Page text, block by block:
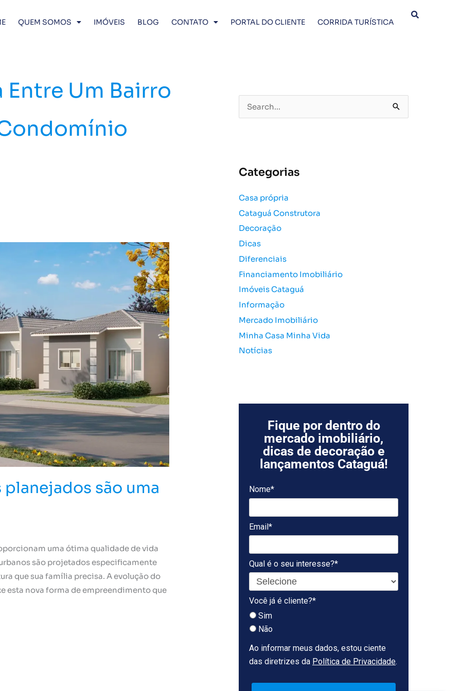
QUEM SOMOS IMÓVEIS BLOG CONTATO PORTAL DO CLIENTE CORRIDA TURÍSTICA
Um Bairro
são uma
uma ótima qualidade de vida
são projetados especificamente
que sua família precisa. A evolução do
esta nova forma de empreendimento que
e
i
a
r
p
o
r
Categorias
Casa própria
Cataguá Construtora
Decoração
Dicas
Diferenciais
Financiamento Imobiliário
Imóveis Cataguá
Informação
Mercado Imobiliário
Minha Casa Minha Vida
Notícias
Fique por dentro do
mercado imobiliário,
dicas de decoração e
lançamentos Cataguá!
Nome*
Email*
Qual é o seu interesse?*
Você já é cliente?*
Sim
Não
Ao informar meus dados, estou ciente
das diretrizes da Política de Privacidade.